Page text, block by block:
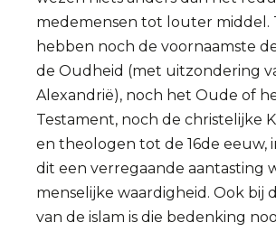
medemensen tot louter middel.
hebben noch de voornaamste
de Oudheid (met uitzondering
Alexandrië), noch het Oude of
Testament, noch de christelijke
en theologen tot de 16de eeuw,
dit een verregaande aantasting
menselijke waardigheid. Ook bij
van de islam is die bedenking